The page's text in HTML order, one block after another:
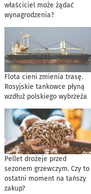
właściciel może żądać
wynagrodzenia?
Flota cieni zmienia trasę.
Rosyjskie tankowce płyną
wzdłuż polskiego wybrzeża
Pellet drożeje przed
sezonem grzewczym. Czy to
ostatni moment na tańszy
zakup?